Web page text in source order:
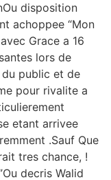
disposition
achoppee “Mon
Grace a 16
lors de
du public et de
pour rivalite a
etant arrivee
.Sauf Que
tres chance, !
decris Walid